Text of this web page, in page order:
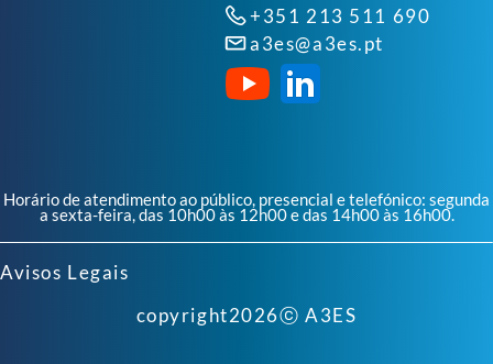
+351 213 511 690
a3es@a3es.pt
Horário de atendimento ao público, presencial e telefónico: segunda
a sexta-feira, das 10h00 às 12h00 e das 14h00 às 16h00.
Avisos Legais
copyright2026ⓒ A3ES